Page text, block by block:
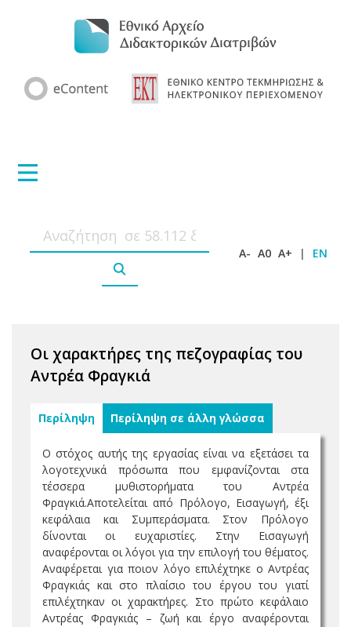
A- A0 A+ | EN
Οι χαρακτήρες της πεζογραφίας του
Αντρέα Φραγκιά
Περίληψη Περίληψη σε άλλη γλώσσα
Ο στόχος αυτής της εργασίας είναι να εξετάσει τα
λογοτεχνικά πρόσωπα που εμφανίζονται στα
τέσσερα μυθιστορήματα του Aντρέα
Φραγκιά.Αποτελείται από Πρόλογο, Εισαγωγή, έξι
κεφάλαια και Συμπεράσματα. Στον Πρόλογο
δίνονται οι ευχαριστίες. Στην Εισαγωγή
αναφέρονται οι λόγοι για την επιλογή του θέματος.
Αναφέρεται για ποιον λόγο επιλέχτηκε ο Αντρέας
Φραγκιάς και στο πλαίσιο του έργου του γιατί
επιλέχτηκαν οι χαρακτήρες. Στο πρώτο κεφάλαιο
Αντρέας Φραγκιάς – ζωή και έργο αναφέρονται